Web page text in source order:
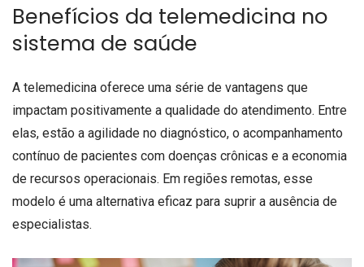
Benefícios da telemedicina no
sistema de saúde
A telemedicina oferece uma série de vantagens que
impactam positivamente a qualidade do atendimento. Entre
elas, estão a agilidade no diagnóstico, o acompanhamento
contínuo de pacientes com doenças crônicas e a economia
de recursos operacionais. Em regiões remotas, esse
modelo é uma alternativa eficaz para suprir a ausência de
especialistas.